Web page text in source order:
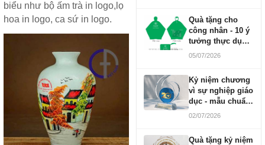
biểu như bộ ấm trà in logo,lọ
hoa in logo, ca sứ in logo.
Quà tặng cho
công nhân - 10 ý
tưởng thực dụng
ngân sách 100-
05/07/2026
Kỷ niệm chương
vì sự nghiệp giáo
dục - mẫu chuẩn
2026
02/07/2026
Quà tặng kỷ niệm